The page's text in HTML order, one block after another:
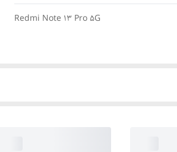
Redmi Note 13 Pro 5G